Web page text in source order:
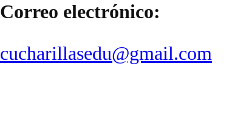
Correo electrónico:
cucharillasedu@gmail.com